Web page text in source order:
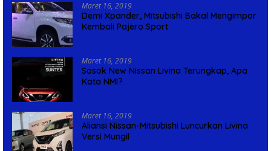
Maret 16, 2019
Demi Xpander, Mitsubishi Bakal Mengimpor
Kembali Pajero Sport
Maret 16, 2019
Sosok New Nissan Livina Terungkap, Apa
Kata NMI?
Maret 16, 2019
Aliansi Nissan-Mitsubishi Luncurkan Livina
Versi Mungil